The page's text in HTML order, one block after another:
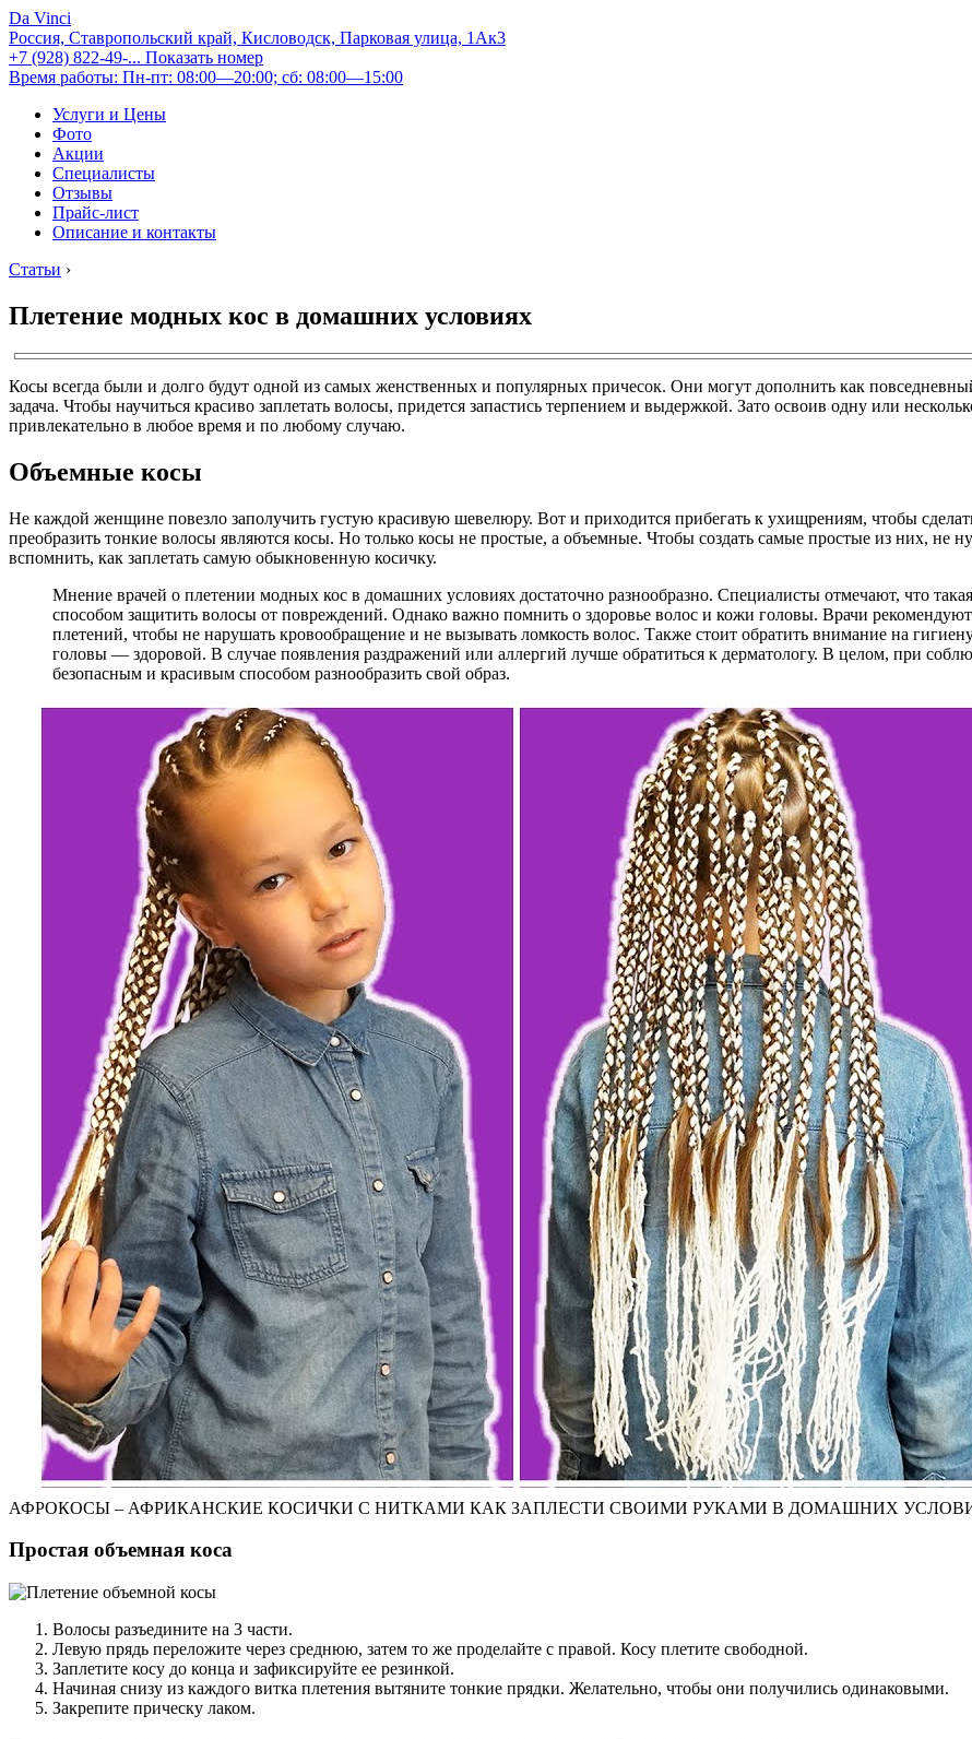
Da Vinci
Россия, Ставропольский край, Кисловодск, Парковая улица, 1Ак3
+7 (928) 822-49-... Показать номер
Время работы: Пн-пт: 08:00—20:00; сб: 08:00—15:00
Услуги и Цены
Фото
Акции
Специалисты
Отзывы
Прайс-лист
Описание и контакты
Статьи ›
Плетение модных кос в домашних условиях
Косы всегда были и долго будут одной из самых женственных и популярных причесок. Они могут дополнить как
задача. Чтобы научиться красиво заплетать волосы, придется запастись терпением и выдержкой. Зато освоив одну или
привлекательно в любое время и по любому случаю.
Объемные косы
Не каждой женщине повезло заполучить густую красивую шевелюру. Вот и приходится прибегать к ухищрениям, чтобы
преобразить тонкие волосы являются косы. Но только косы не простые, а объемные. Чтобы создать самые простые из них, не
вспомнить, как заплетать самую обыкновенную косичку.
Мнение врачей о плетении модных кос в домашних условиях достаточно разнообразно. Специалисты отмечают, что
способом защитить волосы от повреждений. Однако важно помнить о здоровье волос и кожи головы. Врачи
плетений, чтобы не нарушать кровообращение и не вызывать ломкость волос. Также стоит обратить внимание на
головы — здоровой. В случае появления раздражений или аллергий лучше обратиться к дерматологу. В целом, при
безопасным и красивым способом разнообразить свой образ.
АФРОКОСЫ – АФРИКАНСКИЕ КОСИЧКИ С НИТКАМИ КАК ЗАПЛЕСТИ СВОИМИ РУКАМИ В ДОМАШНИХ
Простая объемная коса
Волосы разъедините на 3 части.
Левую прядь переложите через среднюю, затем то же проделайте с правой. Косу плетите свободной.
Заплетите косу до конца и зафиксируйте ее резинкой.
Начиная снизу из каждого витка плетения вытяните тонкие прядки. Желательно, чтобы они получились одинаковыми.
Закрепите прическу лаком.